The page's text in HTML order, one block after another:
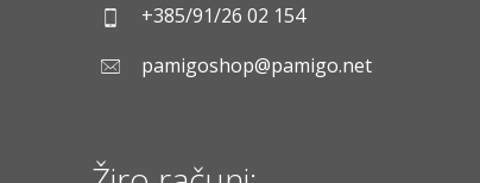
+385/91/26 02 154
pamigoshop@pamigo.net